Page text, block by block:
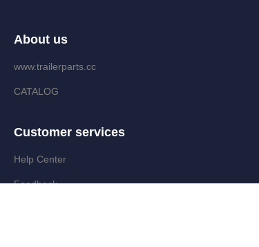
About us
www.trailerparts.cc
CATALOG
Customer services
Help Center
Feedback
ID